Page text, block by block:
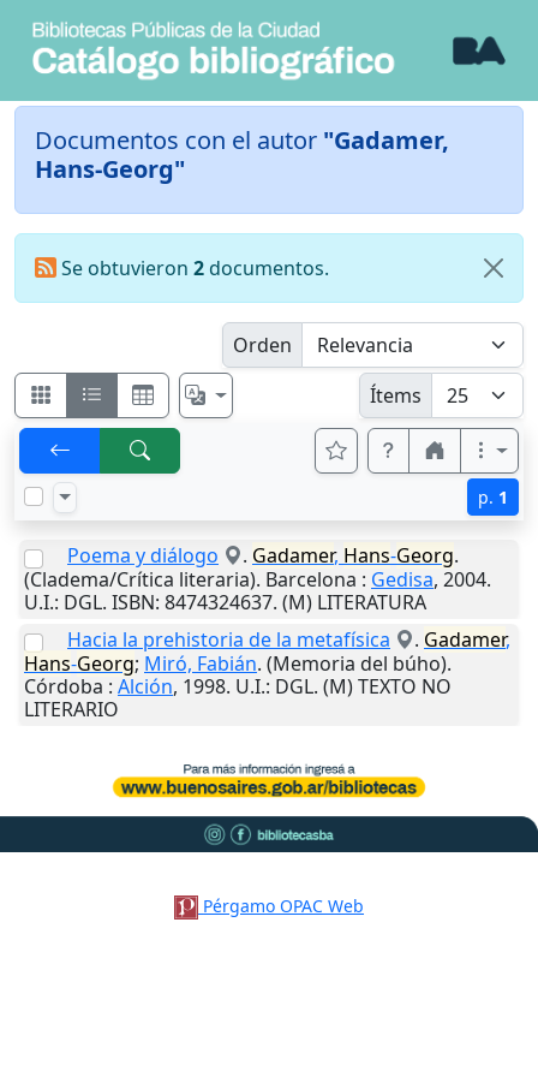
Documentos con el autor "Gadamer,
Hans-Georg"
Se obtuvieron 2documentos.
Orden
Ítems
p. 1
Poema y diálogo . Gadamer, Hans-Georg.
(Cladema/Crítica literaria). Barcelona : Gedisa, 2004.
U.I.: DGL. ISBN: 8474324637. (M) LITERATURA
Hacia la prehistoria de la metafísica
. Gadamer,
Hans-Georg; Miró, Fabián. (Memoria del búho).
Córdoba : Alción, 1998. U.I.: DGL. (M) TEXTO NO
LITERARIO
Pérgamo OPAC Web